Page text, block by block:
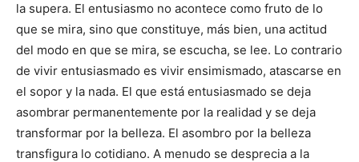
la supera. El entusiasmo no acontece como fruto de lo
que se mira, sino que constituye, más bien, una actitud
del modo en que se mira, se escucha, se lee. Lo contrario
de vivir entusiasmado es vivir ensimismado, atascarse en
el sopor y la nada. El que está entusiasmado se deja
asombrar permanentemente por la realidad y se deja
transformar por la belleza. El asombro por la belleza
transfigura lo cotidiano. A menudo se desprecia a la